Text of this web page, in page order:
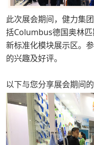
此次展会期间，健力集
括Columbus德国奥林
新标准化模块展示区。
的兴趣及好评。
以下与您分享展会期间的